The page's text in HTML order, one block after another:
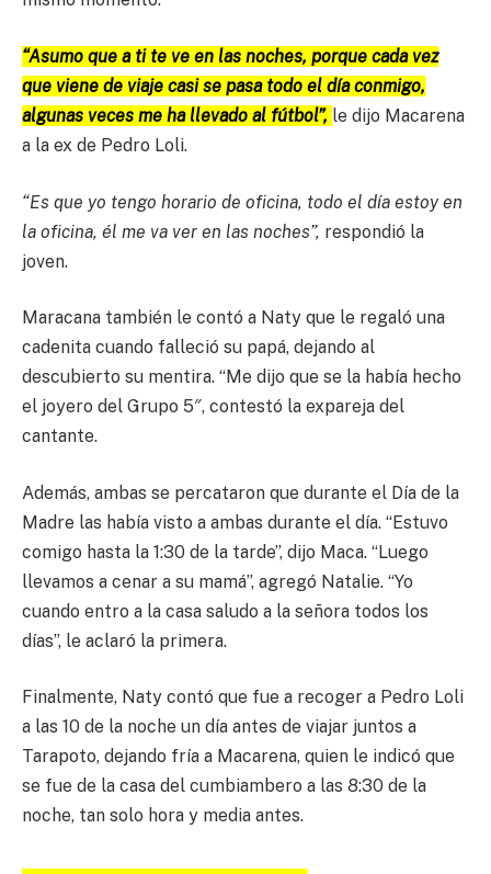
“Asumo que a ti te ve en las noches, porque cada vez
que viene de viaje casi se pasa todo el día conmigo,
algunas veces me ha llevado al fútbol”, le dijo Macarena
a la ex de Pedro Loli.
“Es que yo tengo horario de oficina, todo el día estoy en
la oficina, él me va ver en las noches”, respondió la
joven.
Maracana también le contó a Naty que le regaló una
cadenita cuando falleció su papá, dejando al
descubierto su mentira. “Me dijo que se la había hecho
el joyero del Grupo 5″, contestó la expareja del
cantante.
Además, ambas se percataron que durante el Día de la
Madre las había visto a ambas durante el día. “Estuvo
comigo hasta la 1:30 de la tarde”, dijo Maca. “Luego
llevamos a cenar a su mamá”, agregó Natalie. “Yo
cuando entro a la casa saludo a la señora todos los
días”, le aclaró la primera.
Finalmente, Naty contó que fue a recoger a Pedro Loli
a las 10 de la noche un día antes de viajar juntos a
Tarapoto, dejando fría a Macarena, quien le indicó que
se fue de la casa del cumbiambero a las 8:30 de la
noche, tan solo hora y media antes.